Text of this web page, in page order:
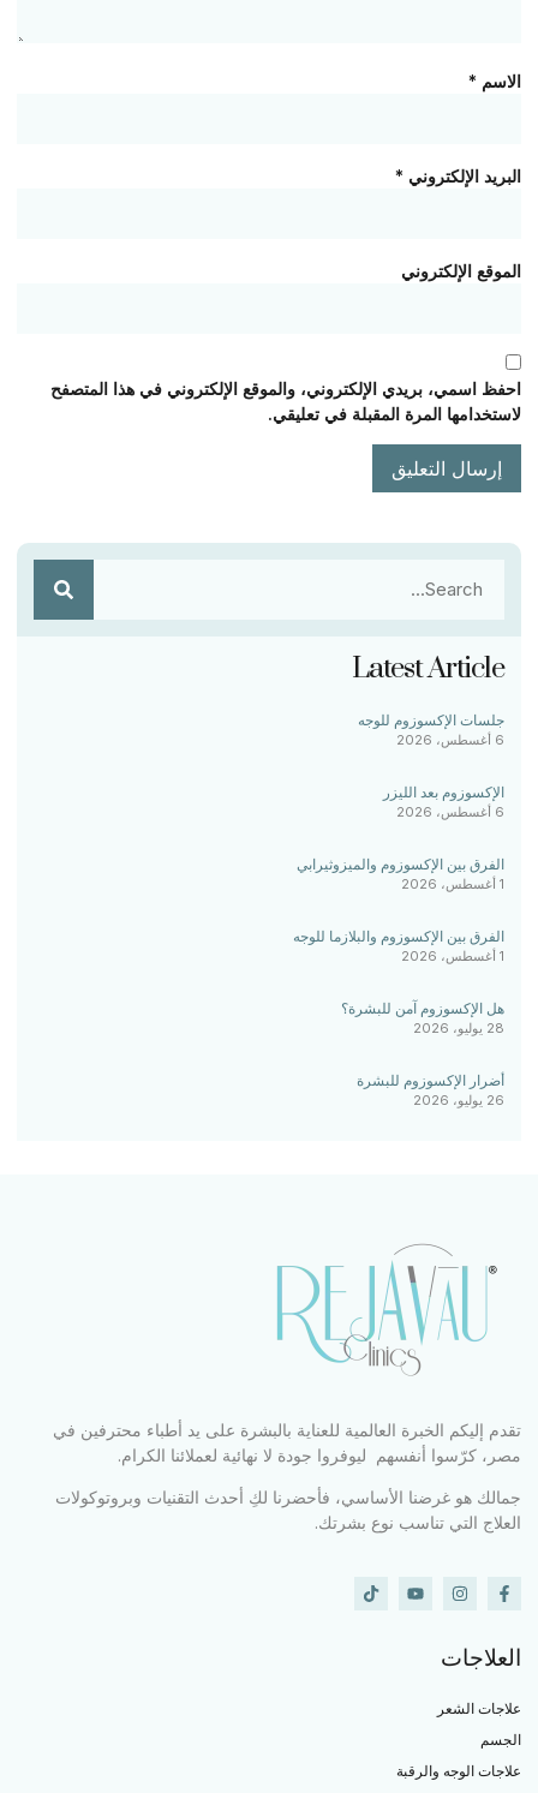
الاسم *
البريد الإلكتروني *
الموقع الإلكتروني
احفظ اسمي، بريدي الإلكتروني، والموقع الإلكتروني في هذا المتصفح
لاستخدامها المرة المقبلة في تعليقي.
Latest Article
جلسات الإكسوزوم للوجه
6 أغسطس، 2026
الإكسوزوم بعد الليزر
6 أغسطس، 2026
الفرق بين الإكسوزوم والميزوثيرابي
1 أغسطس، 2026
الفرق بين الإكسوزوم والبلازما للوجه
1 أغسطس، 2026
هل الإكسوزوم آمن للبشرة؟
28 يوليو، 2026
أضرار الإكسوزوم للبشرة
26 يوليو، 2026
تقدم إليكم الخبرة العالمية للعناية بالبشرة على يد أطباء محترفين في
مصر، كرّسوا أنفسهم ليوفروا جودة لا نهائية لعملائنا الكرام.
جمالك هو غرضنا الأساسي، فأحضرنا لكِ أحدث التقنيات وبروتوكولات
العلاج التي تناسب نوع بشرتك.
العلاجات
علاجات الشعر
الجسم
علاجات الوجه والرقبة